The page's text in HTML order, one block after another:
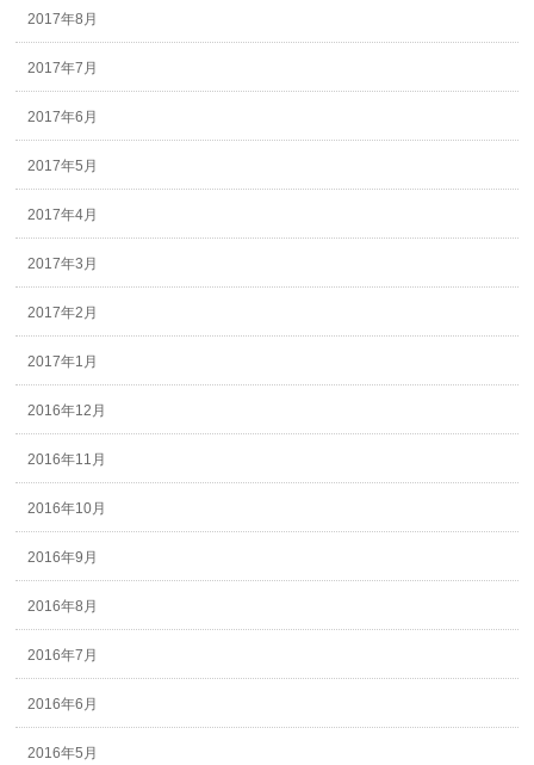
2017年8月
2017年7月
2017年6月
2017年5月
2017年4月
2017年3月
2017年2月
2017年1月
2016年12月
2016年11月
2016年10月
2016年9月
2016年8月
2016年7月
2016年6月
2016年5月